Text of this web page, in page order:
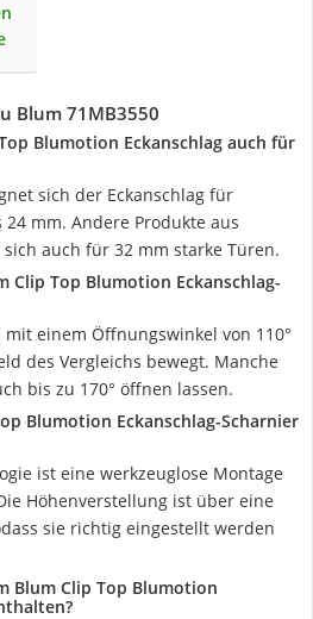
Blum 71MB3550
Blumotion Eckanschlag auch für
sich der Eckanschlag für
mm. Andere Produkte aus
auch für 32 mm starke Türen.
Clip Top Blumotion Eckanschlag-
einem Öffnungswinkel von 110°
des Vergleichs bewegt. Manche
bis zu 170° öffnen lassen.
Blumotion Eckanschlag-Scharnier
ist eine werkzeuglose Montage
Höhenverstellung ist über eine
sie richtig eingestellt werden
Blum Clip Top Blumotion